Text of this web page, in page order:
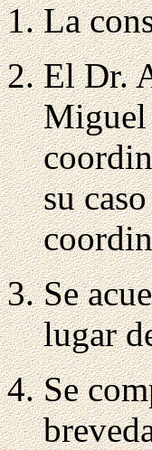
La
El Dr.
Miguel
su
Se
lugar
Se